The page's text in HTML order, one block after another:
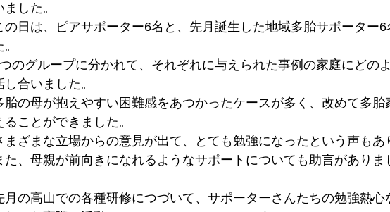
り会
ました。
の日は、ピアサポーター6名と、先月誕生した地域多胎サポーター
のグループに分かれて、それぞれに与えられた事例の家庭にどの
し合いました。
胎の母が抱えやすい困難感をあつかったケースが多く、改めて多
ることができました。
まざまな立場からの意見が出て、とても勉強になったという声もあ
た、母親が前向きになれるようなサポートについても助言がありま
月の高山での各種研修につづいて、サポーターさんたちの勉強熱心